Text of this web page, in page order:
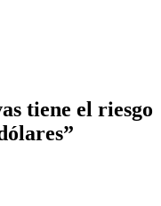
tiene el riesgo